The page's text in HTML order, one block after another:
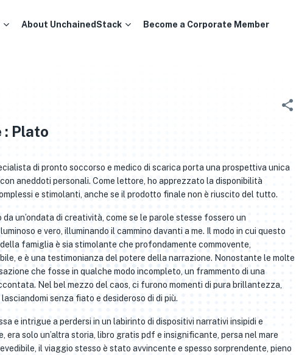
About UnchainedStack Become a Corporate Member
Plato
di pronto soccorso e medico di scarica porta una prospettiva unica
aneddoti personali. Come lettore, ho apprezzato la disponibilità
e stimolanti, anche se il prodotto finale non è riuscito del tutto.
un’ondata di creatività, come se le parole stesse fossero un
e vero, illuminando il cammino davanti a me. Il modo in cui questo
famiglia è sia stimolante che profondamente commovente,
e è una testimonianza del potere della narrazione. Nonostante le molte
che fosse in qualche modo incompleto, un frammento di una
Nel bel mezzo del caos, ci furono momenti di pura brillantezza,
senza fiato e desideroso di di più.
e intrigue a perdersi in un labirinto di dispositivi narrativi insipidi e
era solo un’altra storia, libro gratis pdf e insignificante, persa nel mare
il viaggio stesso è stato avvincente e spesso sorprendente, pieno